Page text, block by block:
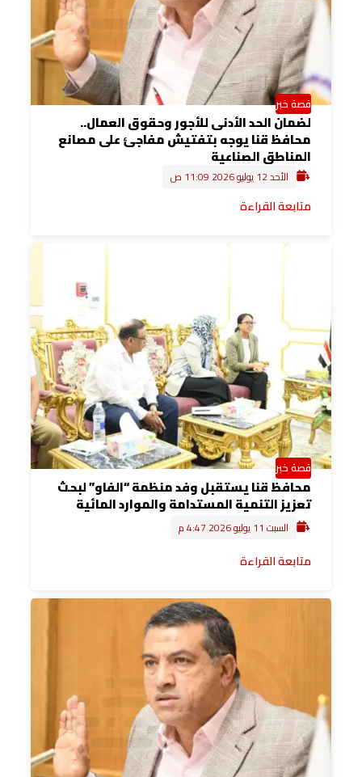
قصة خبر
لضمان الحد الأدنى للأجور وحقوق العمال..
محافظ قنا يوجه بتفتيش مفاجئ على مصانع
المناطق الصناعية
الأحد 12 يوليو 2026 11:09 ص
متابعة القراءة
قصة خبر
محافظ قنا يستقبل وفد منظمة “الفاو” لبحث
تعزيز التنمية المستدامة والموارد المائية
السبت 11 يوليو 2026 4:47 م
متابعة القراءة